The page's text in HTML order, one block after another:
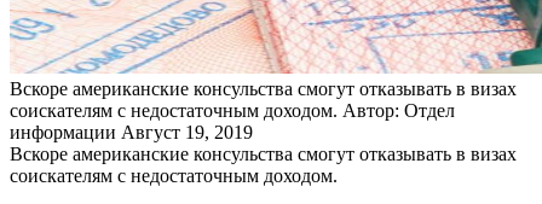
Вскоре американские консульства смогут отказывать в визах
соискателям с недостаточным доходом. Автор: Отдел
информации Август 19, 2019
Вскоре американские консульства смогут отказывать в визах
соискателям с недостаточным доходом.